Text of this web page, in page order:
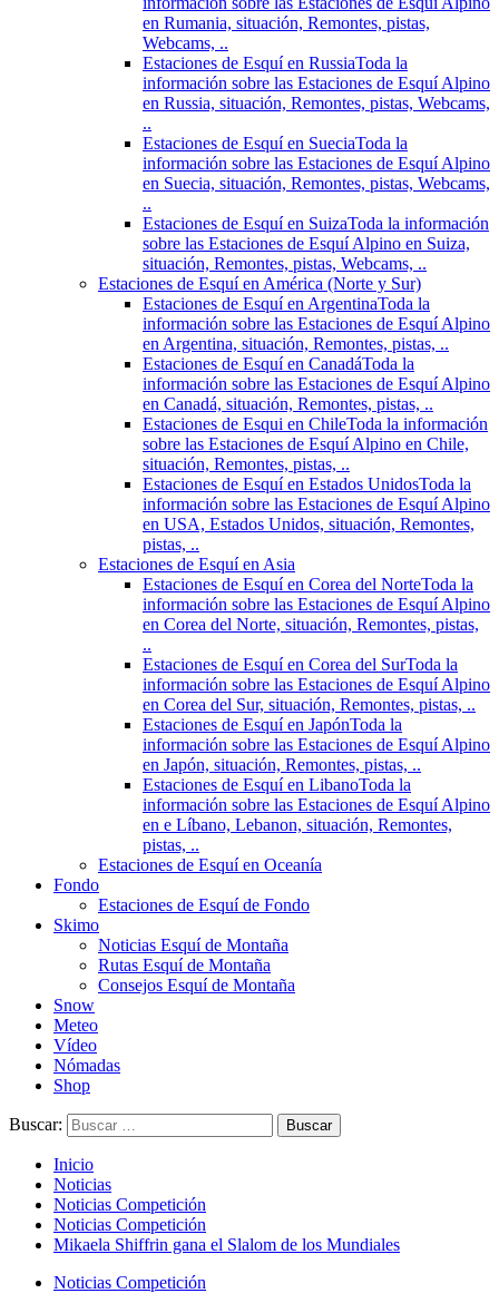
en Rumania, situación, Remontes, pistas,
Webcams, ..
Estaciones de Esquí en RussiaToda la
información sobre las Estaciones de Esquí Alpino
en Russia, situación, Remontes, pistas, Webcams,
..
Estaciones de Esquí en SueciaToda la
información sobre las Estaciones de Esquí Alpino
en Suecia, situación, Remontes, pistas, Webcams,
..
Estaciones de Esquí en SuizaToda la información
sobre las Estaciones de Esquí Alpino en Suiza,
situación, Remontes, pistas, Webcams, ..
Estaciones de Esquí en América (Norte y Sur)
Estaciones de Esquí en ArgentinaToda la
información sobre las Estaciones de Esquí Alpino
en Argentina, situación, Remontes, pistas, ..
Estaciones de Esquí en CanadáToda la
información sobre las Estaciones de Esquí Alpino
en Canadá, situación, Remontes, pistas, ..
Estaciones de Esqui en ChileToda la información
sobre las Estaciones de Esquí Alpino en Chile,
situación, Remontes, pistas, ..
Estaciones de Esquí en Estados UnidosToda la
información sobre las Estaciones de Esquí Alpino
en USA, Estados Unidos, situación, Remontes,
pistas, ..
Estaciones de Esquí en Asia
Estaciones de Esquí en Corea del NorteToda la
información sobre las Estaciones de Esquí Alpino
en Corea del Norte, situación, Remontes, pistas,
..
Estaciones de Esquí en Corea del SurToda la
información sobre las Estaciones de Esquí Alpino
en Corea del Sur, situación, Remontes, pistas, ..
Estaciones de Esquí en JapónToda la
información sobre las Estaciones de Esquí Alpino
en Japón, situación, Remontes, pistas, ..
Estaciones de Esquí en LibanoToda la
información sobre las Estaciones de Esquí Alpino
en e Líbano, Lebanon, situación, Remontes,
pistas, ..
Estaciones de Esquí en Oceanía
Fondo
Estaciones de Esquí de Fondo
Skimo
Noticias Esquí de Montaña
Rutas Esquí de Montaña
Consejos Esquí de Montaña
Snow
Meteo
Vídeo
Nómadas
Shop
Buscar:
Inicio
Noticias
Noticias Competición
Noticias Competición
Mikaela Shiffrin gana el Slalom de los Mundiales
Noticias Competición